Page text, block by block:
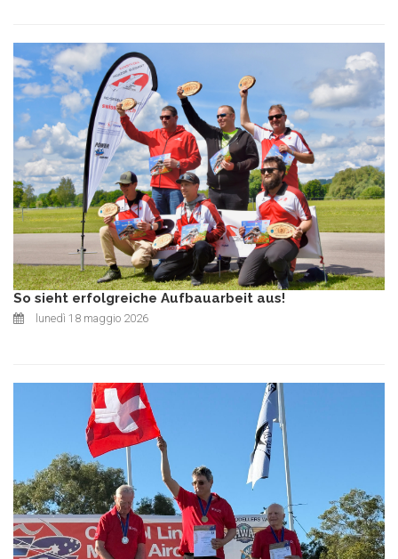
So sieht erfolgreiche Aufbauarbeit aus!
lunedì 18 maggio 2026